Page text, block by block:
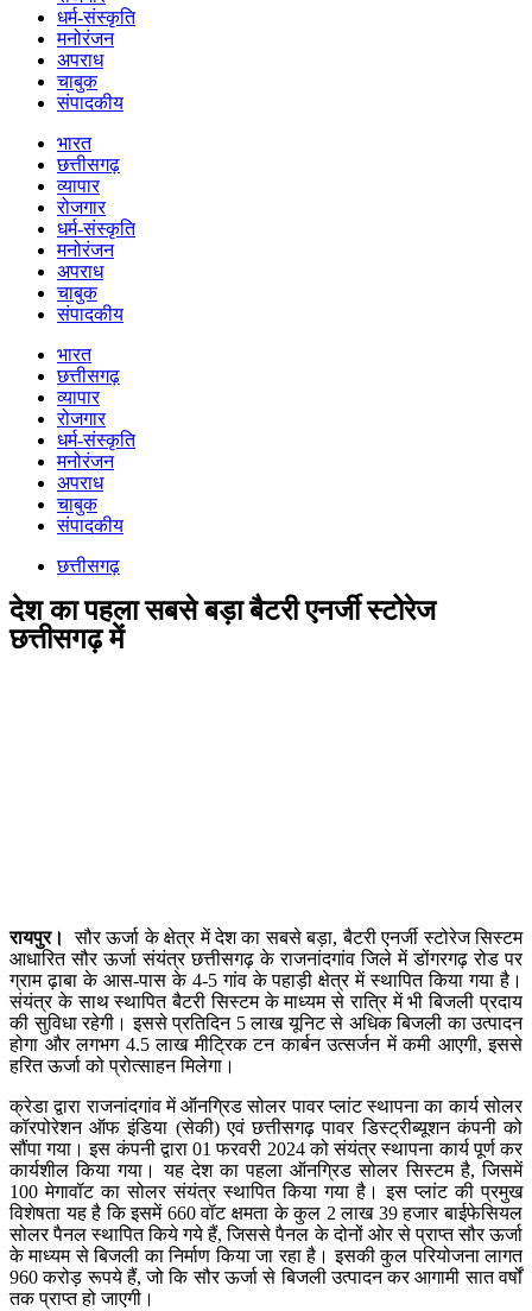
धर्म-संस्कृति
मनोरंजन
अपराध
चाबुक
संपादकीय
भारत
छत्तीसगढ़
व्यापार
रोजगार
धर्म-संस्कृति
मनोरंजन
अपराध
चाबुक
संपादकीय
भारत
छत्तीसगढ़
व्यापार
रोजगार
धर्म-संस्कृति
मनोरंजन
अपराध
चाबुक
संपादकीय
छत्तीसगढ़
देश का पहला सबसे बड़ा बैटरी एनर्जी स्टोरेज
छत्तीसगढ़ में
रायपुर।
सौर ऊर्जा के क्षेत्र में देश का सबसे बड़ा, बैटरी एनर्जी स्टोरेज सिस्टम
आधारित सौर ऊर्जा संयंत्र छत्तीसगढ़ के राजनांदगांव जिले में डोंगरगढ़ रोड पर
ग्राम ढ़ाबा के आस-पास के 4-5 गांव के पहाड़ी क्षेत्र में स्थापित किया गया है।
संयंत्र के साथ स्थापित बैटरी सिस्टम के माध्यम से रात्रि में भी बिजली प्रदाय
की सुविधा रहेगी। इससे प्रतिदिन 5 लाख यूनिट से अधिक बिजली का उत्पादन
होगा और लगभग 4.5 लाख मीट्रिक टन कार्बन उत्सर्जन में कमी आएगी, इससे
हरित ऊर्जा को प्रोत्साहन मिलेगा।
क्रेडा द्वारा राजनांदगांव में ऑनग्रिड सोलर पावर प्लांट स्थापना का कार्य सोलर
कॉरपोरेशन ऑफ इंडिया (सेकी) एवं छत्तीसगढ़ पावर डिस्ट्रीब्यूशन कंपनी को
सौंपा गया। इस कंपनी द्वारा 01 फरवरी 2024 को संयंत्र स्थापना कार्य पूर्ण कर
कार्यशील किया गया। यह देश का पहला ऑनग्रिड सोलर सिस्टम है, जिसमें
100 मेगावॉट का सोलर संयंत्र स्थापित किया गया है। इस प्लांट की प्रमुख
विशेषता यह है कि इसमें 660 वॉट क्षमता के कुल 2 लाख 39 हजार बाईफेसियल
सोलर पैनल स्थापित किये गये हैं, जिससे पैनल के दोनों ओर से प्राप्त सौर ऊर्जा
के माध्यम से बिजली का निर्माण किया जा रहा है। इसकी कुल परियोजना लागत
960 करोड़ रूपये हैं, जो कि सौर ऊर्जा से बिजली उत्पादन कर आगामी सात वर्षों
तक प्राप्त हो जाएगी।